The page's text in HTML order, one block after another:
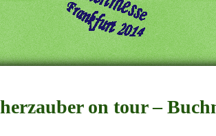
on tour –